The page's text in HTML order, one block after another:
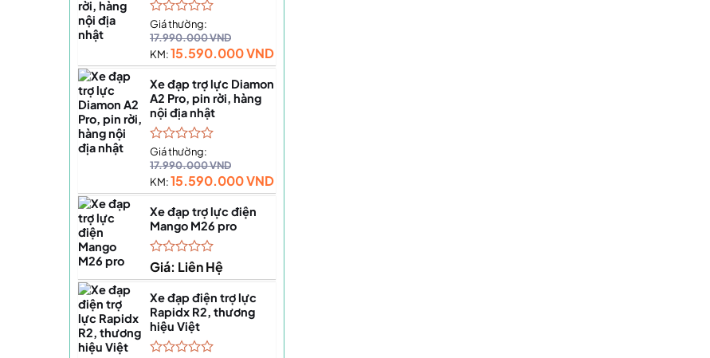
Được
xếp
hạng
0
sao
Giá thường:
17.990.000VND
KM:15.590.000VND
Xe đạp trợ lực Diamon
A2 Pro, pin rời, hàng
nội địa nhật
Được
xếp
hạng
0
sao
Giá thường:
17.990.000VND
KM:15.590.000VND
Xe đạp trợ lực điện
Mango M26 pro
Được
xếp
0
5
sao
Giá: Liên Hệ
Xe đạp điện trợ lực
Rapidx R2, thương
hiệu Việt